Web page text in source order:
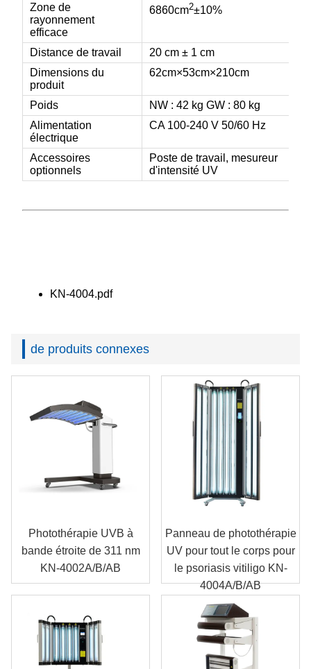
Zone de
rayonnement
efficace
6860cm2±10%
Distance de travail
20 cm ± 1 cm
Dimensions du
produit
62cm×53cm×210cm
Poids
NW : 42 kg GW : 80 kg
Alimentation
électrique
CA 100-240 V 50/60 Hz
Accessoires
optionnels
Poste de travail, mesureur
d'intensité UV
KN-4004.pdf
de produits connexes
Photothérapie UVB à
bande étroite de 311 nm
KN-4002A/B/AB
Panneau de photothérapie
UV pour tout le corps pour
le psoriasis vitiligo KN-
4004A/B/AB